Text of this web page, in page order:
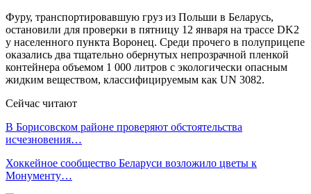
Фуру, транспортировавшую груз из Польши в Беларусь,
остановили для проверки в пятницу 12 января на трассе DK2
у населенного пункта Воронец. Среди прочего в полуприцепе
оказались два тщательно обернутых непрозрачной пленкой
контейнера объемом 1 000 литров с экологически опасным
жидким веществом, классифицируемым как UN 3082.
Сейчас читают
В Борисовском районе проверяют обстоятельства
исчезновения…
Хоккейное сообщество Беларуси возложило цветы к
Монументу…